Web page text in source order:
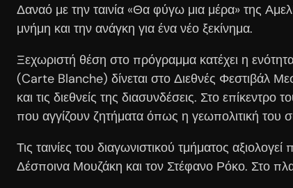
Δαναό με την ταινία «Θα φύγω μια μέρα» της
μνήμη και την ανάγκη για ένα νέο ξεκίνημα.
Ξεχωριστή θέση στο πρόγραμμα κατέχει η
(Carte Blanche) δίνεται στο Διεθνές Φεστιβάλ
και τις διεθνείς της διασυνδέσεις. Στο
που αγγίζουν ζητήματα όπως η γεωπολιτική του
Τις ταινίες του διαγωνιστικού τμήματος
Δέσποινα Μουζάκη και τον Στέφανο Ρόκο. Στο